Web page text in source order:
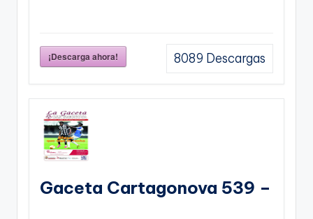
¡Descarga ahora! 8089 Descargas
Gaceta Cartagonova 539 –